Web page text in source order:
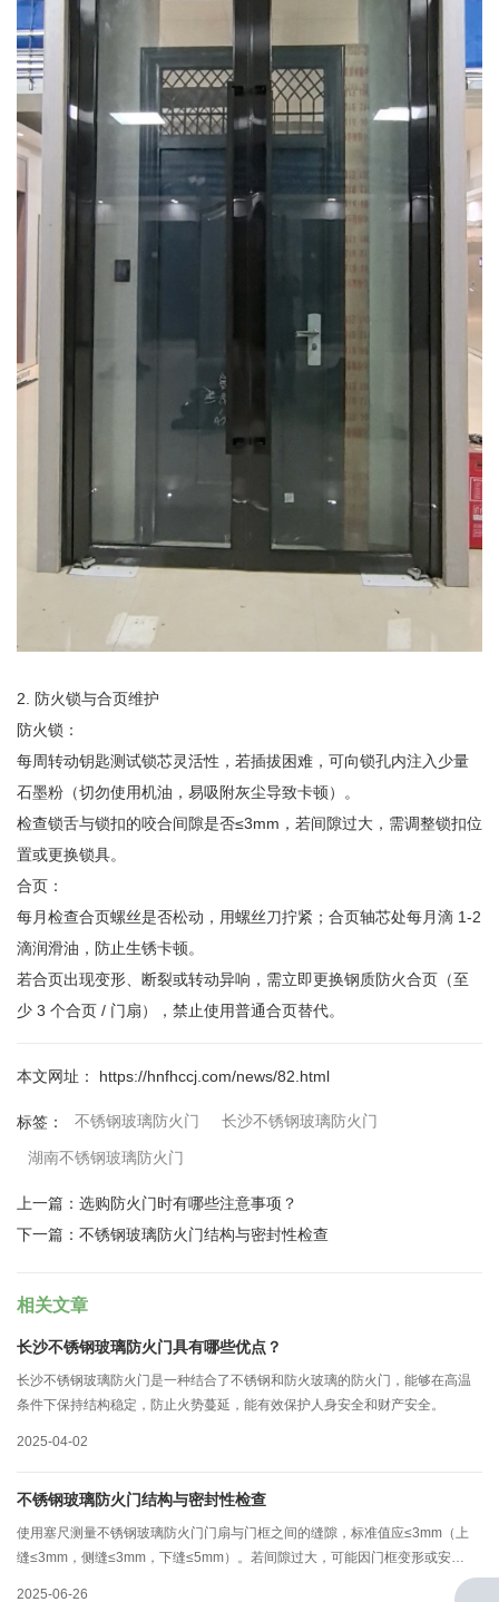
2. 防火锁与合页维护
防火锁：
每周转动钥匙测试锁芯灵活性，若插拔困难，可向锁孔内注入少量
石墨粉（切勿使用机油，易吸附灰尘导致卡顿）。
检查锁舌与锁扣的咬合间隙是否≤3mm，若间隙过大，需调整锁扣位
置或更换锁具。
合页：
每月检查合页螺丝是否松动，用螺丝刀拧紧；合页轴芯处每月滴 1-2
滴润滑油，防止生锈卡顿。
若合页出现变形、断裂或转动异响，需立即更换钢质防火合页（至
少 3 个合页 / 门扇），禁止使用普通合页替代。
本文网址： https://hnfhccj.com/news/82.html
标签： 不锈钢玻璃防火门 长沙不锈钢玻璃防火门
湖南不锈钢玻璃防火门
上一篇： 选购防火门时有哪些注意事项？
下一篇： 不锈钢玻璃防火门结构与密封性检查
相关文章
长沙不锈钢玻璃防火门具有哪些优点？
长沙不锈钢玻璃防火门是一种结合了不锈钢和防火玻璃的防火门，能够在高温
条件下保持结构稳定，防止火势蔓延，能有效保护人身安全和财产安全。
2025-04-02
不锈钢玻璃防火门结构与密封性检查
使用塞尺测量不锈钢玻璃防火门门扇与门框之间的缝隙，标准值应≤3mm（上
缝≤3mm，侧缝≤3mm，下缝≤5mm）。若间隙过大，可能因门框变形或安装
误差导致，需联系专业人员调整门扇位置或更换门框，避免火灾时烟气泄漏。
2025-06-26